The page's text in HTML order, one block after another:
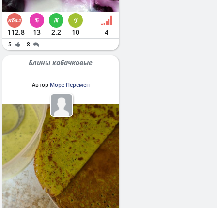
112.8 13 2.2 10 4
5 8
Блины кабачковые
Автор Море Перемен